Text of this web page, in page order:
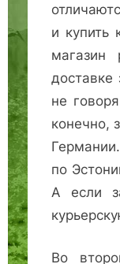
и купить
доставке
не
конечно,
по
А если
Во